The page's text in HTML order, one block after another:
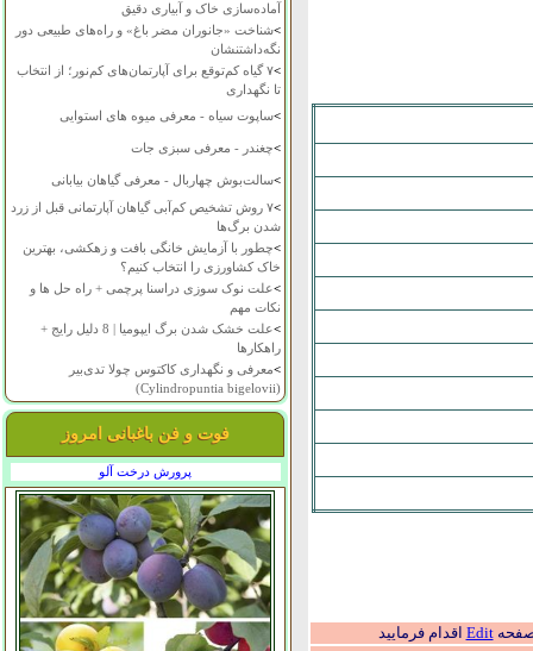
آماده‌سازی خاک و آبیاری دقیق
>شناخت «جانوران مضر باغ» و راه‌های طبیعی دور
نگه‌داشتنشان
>
۷ گیاه کم‌توقع برای آپارتمان‌های کم‌نور؛ از انتخاب
تا نگهداری
>ساپوت سیاه - معرفی میوه های استوایی
>چغندر - معرفی سبزی جات
>سالت‌بوش چهاربال - معرفی گیاهان بیابانی
>
۷ روش تشخیص کم‌آبی گیاهان آپارتمانی قبل از زرد
شدن برگ‌ها
>چطور با آزمایش خانگی بافت و زهکشی، بهترین
خاک کشاورزی را انتخاب کنیم؟
>علت نوک سوزی دراسنا پرچمی + راه حل ها و
نکات مهم
>
علت خشک شدن برگ ایپومیا | 8 دلیل رایج +
راهکارها
>معرفی و نگهداری کاکتوس چولا تدی‌بیر
(Cylindropuntia bigelovii)
فوت و فن باغبانی امروز
پرورش درخت آلو
صفحهEdit اقدام فرمایید